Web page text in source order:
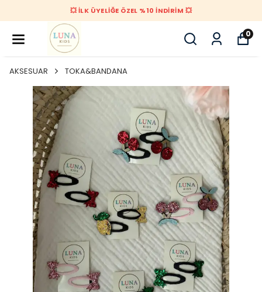
💥 İLK ÜYELİĞE ÖZEL %10 İNDİRİM 💥
0
AKSESUAR TOKA&BANDANA